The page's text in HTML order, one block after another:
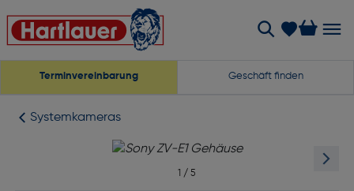
Terminvereinbarung Geschäft finden
Systemkameras
1 / 5